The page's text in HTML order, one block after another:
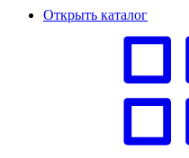
Открыть каталог